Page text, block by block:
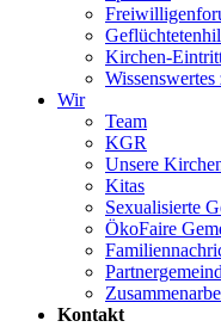
Kirchen-
Wir
Team
KGR
Unsere
Kitas
Sexualisierte
ÖkoFaire
Kontakt